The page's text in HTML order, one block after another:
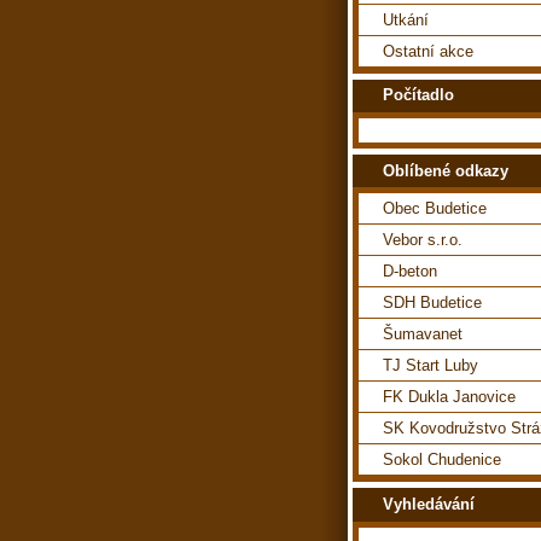
Utkání
Ostatní akce
Počítadlo
Oblíbené odkazy
Obec Budetice
Vebor s.r.o.
D-beton
SDH Budetice
Šumavanet
TJ Start Luby
FK Dukla Janovice
SK Kovodružstvo
Sokol Chudenice
Vyhledávání